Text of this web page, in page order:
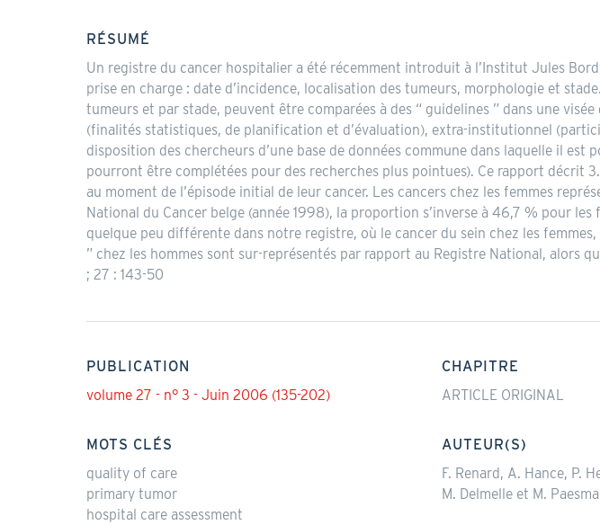
RÉSUMÉ
Un registre du cancer hospitalier a été récemment introduit à l’Institut Jules
prise en charge : date d’incidence, localisation des tumeurs, morphologie et
tumeurs et par stade, peuvent être comparées à des “ guidelines ” dans une
(finalités statistiques, de planification et d’évaluation), extra-institutionnel
disposition des chercheurs d’une base de données commune dans laquelle il
pourront être complétées pour des recherches plus pointues). Ce rapport décrit
au moment de l’épisode initial de leur cancer. Les cancers chez les femmes
National du Cancer belge (année 1998), la proportion s’inverse à 46,7 % pour
quelque peu différente dans notre registre, où le cancer du sein chez les
” chez les hommes sont sur-représentés par rapport au Registre National, alors
; 27 : 143-50
PUBLICATION
volume 27 - n° 3 - Juin 2006 (135-202)
CHAPITRE
ARTICLE ORIGINAL
MOTS CLÉS
quality of care
primary tumor
hospital care assessment
AUTEUR(S)
F. Renard, A. Hance, P.
M. Delmelle et M.